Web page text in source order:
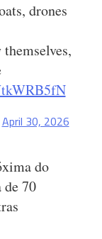
drones
April 30, 2026
do
70